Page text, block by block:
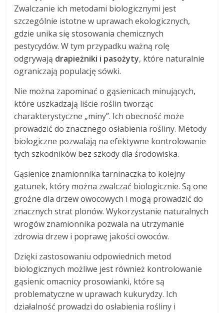
Zwalczanie ich metodami biologicznymi jest
szczególnie istotne w uprawach ekologicznych,
gdzie unika się stosowania chemicznych
pestycydów. W tym przypadku ważną rolę
odgrywają drapieżniki i pasożyty, które naturalnie
ograniczają populację sówki.
Nie można zapominać o gąsienicach minujących,
które uszkadzają liście roślin tworząc
charakterystyczne „miny”. Ich obecność może
prowadzić do znacznego osłabienia rośliny. Metody
biologiczne pozwalają na efektywne kontrolowanie
tych szkodników bez szkody dla środowiska.
Gąsienice znamionnika tarninaczka to kolejny
gatunek, który można zwalczać biologicznie. Są one
groźne dla drzew owocowych i mogą prowadzić do
znacznych strat plonów. Wykorzystanie naturalnych
wrogów znamionnika pozwala na utrzymanie
zdrowia drzew i poprawę jakości owoców.
Dzięki zastosowaniu odpowiednich metod
biologicznych możliwe jest również kontrolowanie
gąsienic omacnicy prosowianki, które są
problematyczne w uprawach kukurydzy. Ich
działalność prowadzi do osłabienia rośliny i